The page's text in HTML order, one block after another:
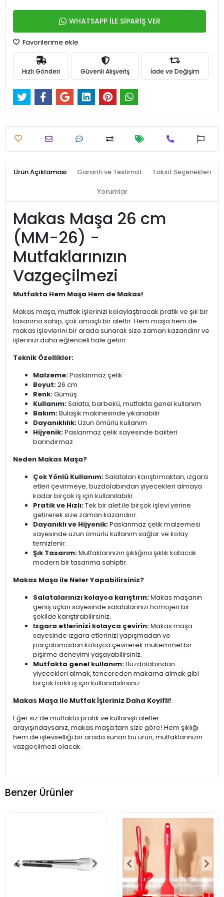
WHATSAPP İLE SİPARİŞ VER
Favorilerime ekle
Hızlı Gönderi Güvenli Alışveriş İade ve Değişim
Ürün Açıklaması Garanti ve Teslimat Taksit Seçenekleri
Yorumlar
Makas Maşa 26 cm
(MM-26) -
Mutfaklarınızın
Vazgeçilmezi
Mutfakta Hem Maşa Hem de Makas!
Makas maşa, mutfak işlerinizi kolaylaştıracak pratik ve şık bir
tasarıma sahip, çok amaçlı bir alettir. Hem maşa hem de
makas işlevlerini bir arada sunarak size zaman kazandırır ve
işlerinizi daha eğlenceli hale getirir.
Teknik Özellikler:
Malzeme:Paslanmaz çelik
Boyut:26 cm
Renk:Gümüş
Kullanım:Salata, barbekü, mutfakta genel kullanım
Bakım:Bulaşık makinesinde yıkanabilir
Dayanıklılık:Uzun ömürlü kullanım
Hijyenik:Paslanmaz çelik sayesinde bakteri
barındırmaz
Neden Makas Maşa?
Çok Yönlü Kullanım:Salataları karıştırmaktan, ızgara
etleri çevirmeye, buzdolabından yiyecekleri almaya
kadar birçok iş için kullanılabilir.
Pratik ve Hızlı:Tek bir alet ile birçok işlevi yerine
getirerek size zaman kazandırır.
Dayanıklı ve Hijyenik:Paslanmaz çelik malzemesi
sayesinde uzun ömürlü kullanım sağlar ve kolay
temizlenir.
Şık Tasarım:Mutfaklarınızın şıklığına şıklık katacak
modern bir tasarıma sahiptir.
Makas Maşa ile Neler Yapabilirsiniz?
Salatalarınızı kolayca karıştırın:Makas maşanın
geniş uçları sayesinde salatalarınızı homojen bir
şekilde karıştırabilirsiniz.
Izgara etlerinizi kolayca çevirin:Makas maşa
sayesinde ızgara etlerinizi yapışmadan ve
parçalamadan kolayca çevirerek mükemmel bir
pişirme deneyimi yaşayabilirsiniz.
Mutfakta genel kullanım:Buzdolabından
yiyecekleri almak, tencereden makarna almak gibi
birçok farklı iş için kullanabilirsiniz.
Makas Maşa ile Mutfak İşleriniz Daha Keyifli!
Eğer siz de mutfakta pratik ve kullanışlı aletler
arayışındaysanız, makas maşa tam size göre! Hem şıklığı
hem de işlevselliği bir arada sunan bu ürün, mutfaklarınızın
vazgeçilmezi olacak.
Benzer Ürünler